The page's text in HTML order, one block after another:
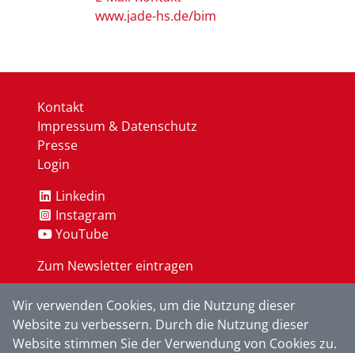
www.jade-hs.de/bim
Kontakt
Impressum & Datenschutz
Presse
Login
Linkedin
Instagram
YouTube
Zum Newsletter eintragen
OK
Wir verwenden Cookies, um die Nutzung dieser
Website zu verbessern. Durch die Nutzung dieser
Website stimmen Sie der Verwendung von Cookies zu.